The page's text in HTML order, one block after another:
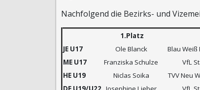
Nachfolgend die Bezirks- und
1.Platz
JE U17
Ole Blanck Blau Weiß
ME U17
Franziska Schulze VfL
HE U19
Niclas Soika TVV Neu